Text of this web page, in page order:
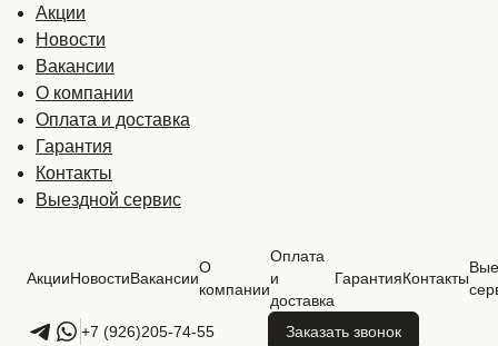
Акции
Новости
Вакансии
О компании
Оплата и доставка
Гарантия
Контакты
Выездной сервис
АкцииНовостиВакансии
О
компании
Оплата
и
доставка
ГарантияКонтакты
+7 (926)205-74-55 Заказать звонок